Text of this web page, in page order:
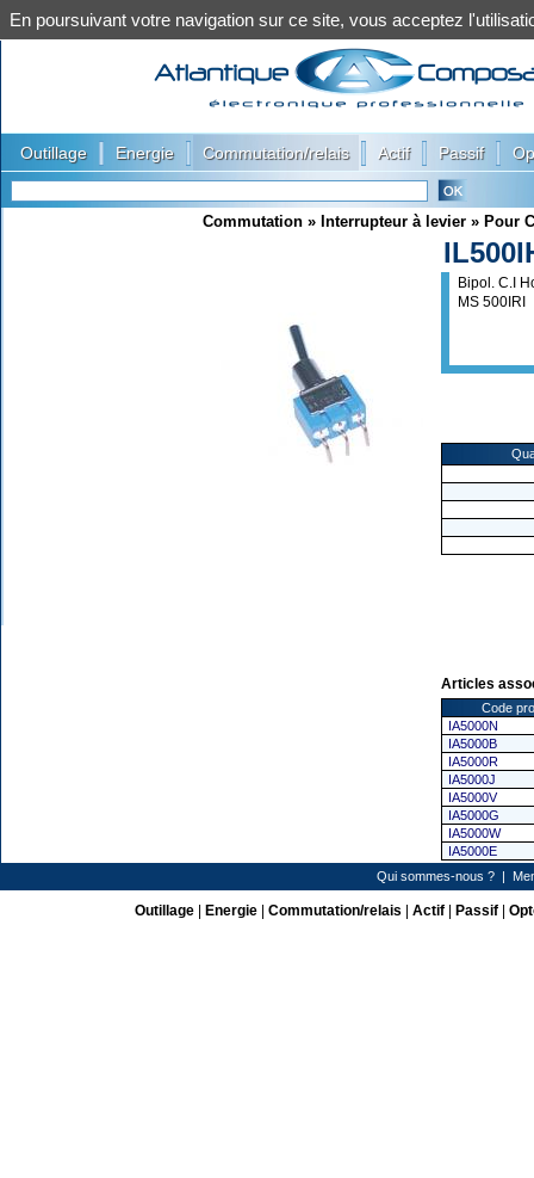
Outillage Energie Commutation/relais Actif Passif
Commutation » Interrupteur à levier » Pour
Bipol. C.I
MS 500IRI
Articles
Code
IA5000N
IA5000B
IA5000R
IA5000J
IA5000V
IA5000G
IA5000W
IA5000E
Qui sommes-nous ?|
Outillage| Energie| Commutation/relais Actif| Passif|
En poursuivant votre navigation sur ce site, vous acceptez